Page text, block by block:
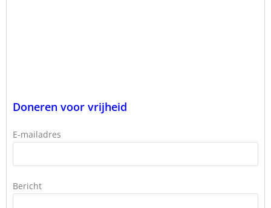
Doneren voor vrijheid
E-mailadres
Bericht